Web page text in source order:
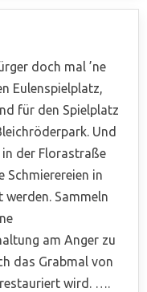
doch mal ’ne
Eulenspielplatz,
für den Spielplatz
Und
in der Florastraße
Schmierereien in
werden. Sammeln
am Anger zu
das Grabmal von
wird. ….